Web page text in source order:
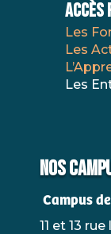
AccÈs
Les
Les
Les
NOS
Campus de
11 et 13